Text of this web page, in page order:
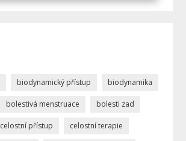
biodynamický přístup biodynamika
bolestivá menstruace bolesti zad
celostní přístup celostní terapie